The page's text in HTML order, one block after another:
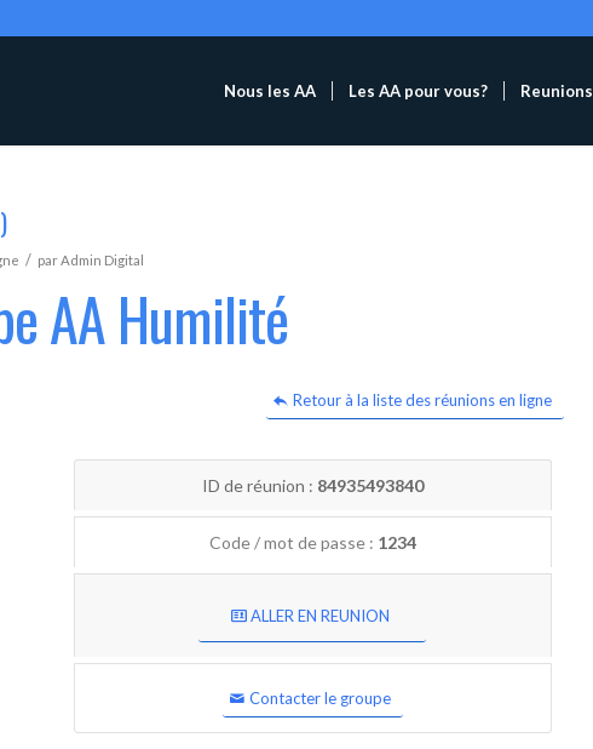
Nous les AA Les AA pour vous? Reunions
/ parAdmin Digital
AA Humilité
Retour à la liste des réunions en ligne
ID de réunion : 84935493840
Code / mot de passe : 1234
ALLER EN REUNION
Contacter le groupe